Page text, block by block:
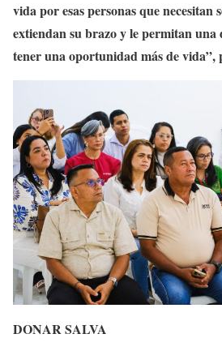
vida por esas personas que necesitan
extiendan su brazo y le permitan
tener una oportunidad más de vida”,
DONAR SALVA